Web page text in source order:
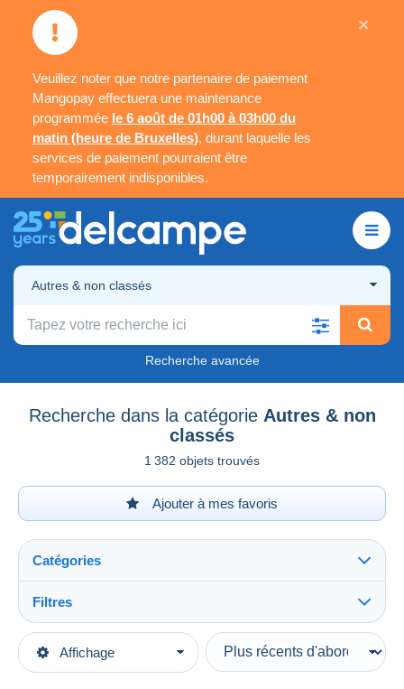
Veuillez noter que notre partenaire de paiement
Mangopay effectuera une maintenance
programmée le 6 août de 01h00 à 03h00 du
matin (heure de Bruxelles), durant laquelle les
services de paiement pourraient être
temporairement indisponibles.
×
Autres & non classés
Recherche avancée
Recherche dans la catégorie Autres & non
classés
1 382 objets trouvés
Ajouter à mes favoris
Affichage
Catégories
Catégories principales
Filtres
Types de vente
En cours